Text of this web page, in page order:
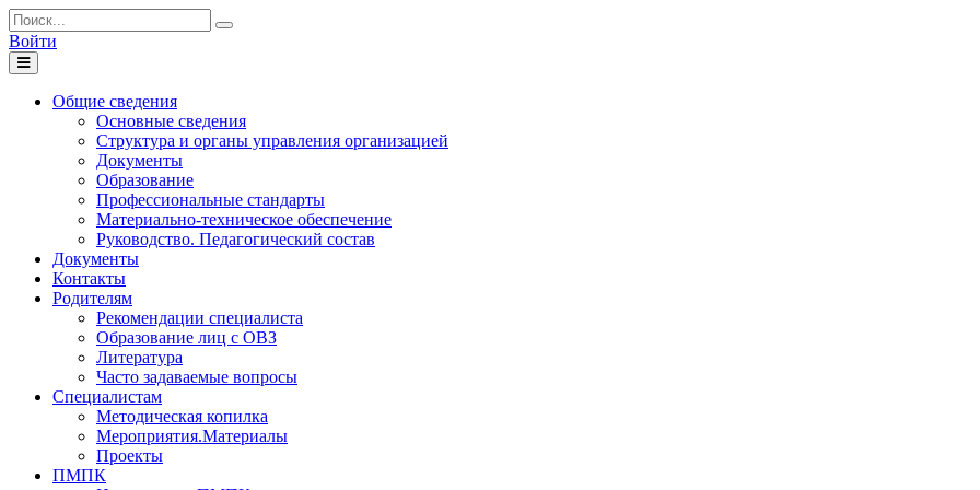
Войти
Toggle
navigation
Общие сведения
Основные сведения
Структура и органы управления организацией
Документы
Образование
Профессиональные стандарты
Материально-техническое обеспечение
Руководство. Педагогический состав
Документы
Контакты
Родителям
Рекомендации специалиста
Образование лиц с ОВЗ
Литература
Часто задаваемые вопросы
Специалистам
Методическая копилка
Мероприятия.Материалы
Проекты
ПМПК